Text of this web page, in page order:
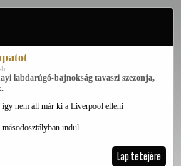
labdarúgó-bajnokság tavaszi szezonja,
nem áll már ki a Liverpool elleni
indul.
Lap tetejére